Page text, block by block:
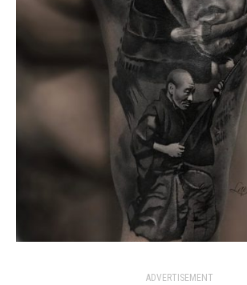
ADVERTISEMENT